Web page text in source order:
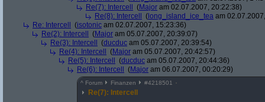
Re(7): Intercell
(Major am 02.07.2007, 20:22:38)
Re(8): Intercell
( long_island_ice_tea am
Re: Intercell
(isotonic am 02.07.2007, 15:23:36)
Re(2): Intercell
(Major am 05.07.2007, 20:39:07)
Re(3): Intercell
(ducduc am 05.07.2007, 20:39:54)
Re(4): Intercell
(Major am 05.07.2007, 20:42:57)
Re(5): Intercell
(ducduc am 05.07.2007, 20:44:36)
Re(6): Intercell
(Major am 06.07.2007, 00:20:29)
^ Forum Finanzen #4218501
Re(7): Intercell